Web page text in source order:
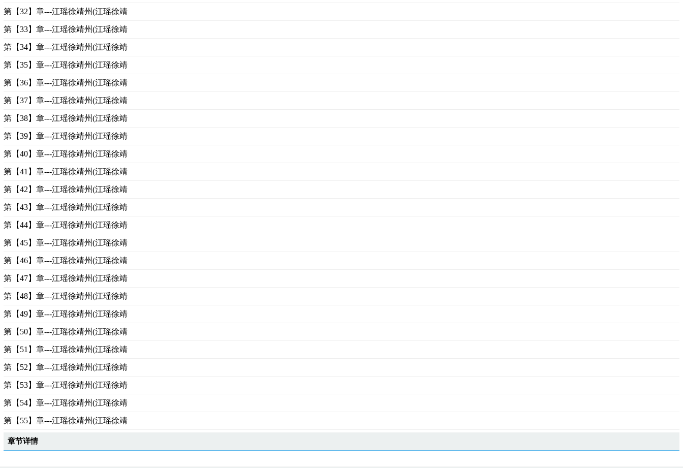
第【32】章---江瑶徐靖州(江瑶徐靖
第【33】章---江瑶徐靖州(江瑶徐靖
第【34】章---江瑶徐靖州(江瑶徐靖
第【35】章---江瑶徐靖州(江瑶徐靖
第【36】章---江瑶徐靖州(江瑶徐靖
第【37】章---江瑶徐靖州(江瑶徐靖
第【38】章---江瑶徐靖州(江瑶徐靖
第【39】章---江瑶徐靖州(江瑶徐靖
第【40】章---江瑶徐靖州(江瑶徐靖
第【41】章---江瑶徐靖州(江瑶徐靖
第【42】章---江瑶徐靖州(江瑶徐靖
第【43】章---江瑶徐靖州(江瑶徐靖
第【44】章---江瑶徐靖州(江瑶徐靖
第【45】章---江瑶徐靖州(江瑶徐靖
第【46】章---江瑶徐靖州(江瑶徐靖
第【47】章---江瑶徐靖州(江瑶徐靖
第【48】章---江瑶徐靖州(江瑶徐靖
第【49】章---江瑶徐靖州(江瑶徐靖
第【50】章---江瑶徐靖州(江瑶徐靖
第【51】章---江瑶徐靖州(江瑶徐靖
第【52】章---江瑶徐靖州(江瑶徐靖
第【53】章---江瑶徐靖州(江瑶徐靖
第【54】章---江瑶徐靖州(江瑶徐靖
第【55】章---江瑶徐靖州(江瑶徐靖
章节详情